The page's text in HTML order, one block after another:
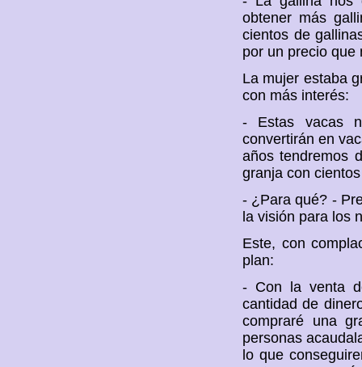
obtener más
cientos de
por un precio que
La mujer estaba
con más interés:
- Estas vacas
convertirán en
años tendremos
granja con
- ¿Para qué? -
la visión para los
Este, con
plan:
- Con la venta
cantidad de
compraré una
personas
lo que